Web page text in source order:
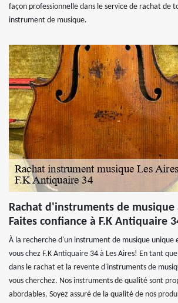
façon professionnelle dans le service de rachat de
instrument de musique.
Rachat d'instruments de musique
Faites confiance à F.K Antiquaire
À la recherche d'un instrument de musique unique
vous chez F.K Antiquaire 34 à Les Aires! En tant
dans le rachat et la revente d'instruments de
vous cherchez. Nos instruments de qualité sont
abordables. Soyez assuré de la qualité de nos